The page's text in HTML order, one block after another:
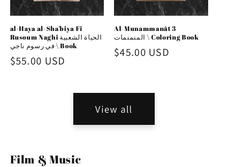
al-Haya al-Sha'biya Fi
Rusoum Naghi الحياة الشعبية
في رسوم ناجي \ Book
Regular
$55.00 USD
Al-Munammanāt 3
المنمنمات \ Coloring Book
Regular
$45.00 USD
View all
Film & Music